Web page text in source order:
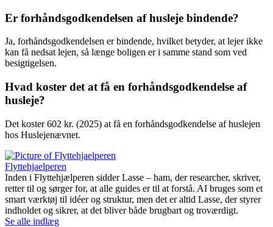
Er forhåndsgodkendelsen af husleje bindende?
Ja, forhåndsgodkendelsen er bindende, hvilket betyder, at lejer ikke
kan få nedsat lejen, så længe boligen er i samme stand som ved
besigtigelsen.
Hvad koster det at få en forhåndsgodkendelse af
husleje?
Det koster 602 kr. (2025) at få en forhåndsgodkendelse af huslejen
hos Huslejenævnet.
Flyttehjaelperen
Inden i Flyttehjælperen sidder Lasse – ham, der researcher, skriver,
retter til og sørger for, at alle guides er til at forstå. AI bruges som et
smart værktøj til idéer og struktur, men det er altid Lasse, der styrer
indholdet og sikrer, at det bliver både brugbart og troværdigt.
Se alle indlæg